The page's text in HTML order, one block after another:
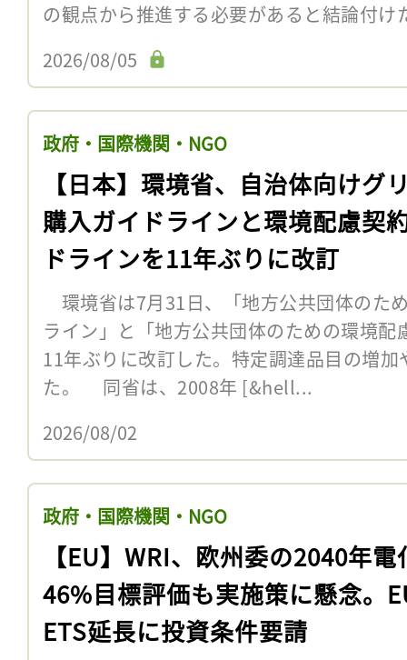
の観点から推進する必要があると結論付
2026/08/05
政府・国際機関・NGO
【日本】環境省、自治体向けグ
購入ガイドラインと環境配慮契
ドラインを11年ぶりに改訂
環境省は7月31日、「地方公共団体のた
ライン」と「地方公共団体のための環境
11年ぶりに改訂した。特定調達品目の増
た。 同省は、2008年 [&hell...
2026/08/02
政府・国際機関・NGO
【EU】WRI、欧州委の2040年電
46%目標評価も実施策に懸念。
ETS延長に投資条件要請